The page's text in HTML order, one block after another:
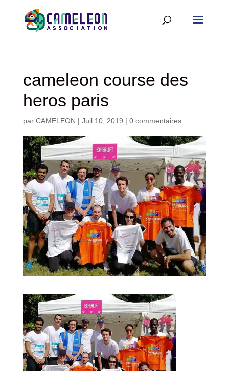
cameleon course des
heros paris
par CAMELEON | Juil 10, 2019 | 0 commentaires